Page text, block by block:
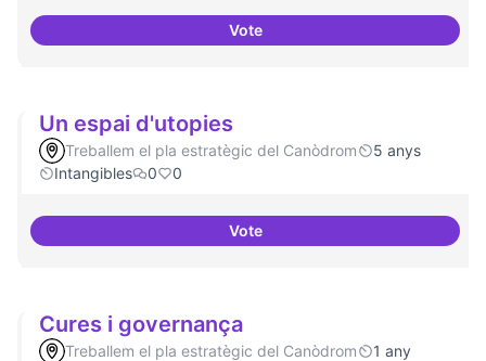
VoteEspai punter en innovació
Un espai d'utopies
Treballem el pla estratègic del Canòdrom
5 anys
Intangibles
0 0
VoteUn espai d'utopies
Cures i governança
Treballem el pla estratègic del Canòdrom
1 any